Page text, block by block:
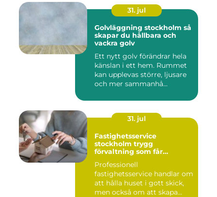
31. jul
Golvläggning stockholm så
skapar du hållbara och
vackra golv
Ett nytt golv förändrar hela
känslan i ett hem. Rummet
kan upplevas större, ljusare
och mer sammanhå...
31. jul
Fastighetsservice
stockholm trygg
förvaltning som får
Professionell
fastighetsservice handlar om
att hålla huset i gott skick,
men också om att skapa